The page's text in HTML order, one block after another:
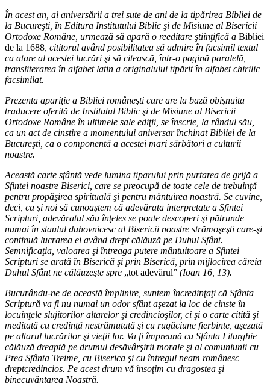
În acest an, al aniversării a trei sute de ani de la tipărirea Bibliei de
la Bucureşti, în Editura Institutului Biblic şi de Misiune al Bisericii
Ortodoxe Române, urmează să apară o reeditare ştiinţifică a Bibliei
de la 1688 , cititorul având posibilitatea să admire în facsimil textul
ca atare al acestei lucrări şi să citească, într-o pagină paralelă,
transliterarea în alfabet latin a originalului tipărit în alfabet chirilic
facsimilat.
Prezenta apariţie a Bibliei româneşti care are la bază obişnuita
traducere oferită de Institutul Biblic şi de Misiune al Bisericii
Ortodoxe Române în ultimele sale ediţii, se înscrie, la rândul său,
ca un act de cinstire a momentului aniversar închinat Bibliei de la
Bucureşti, ca o componentă a acestei mari sărbători a culturii
noastre.
Această carte sfântă vede lumina tiparului prin purtarea de grijă a
Sfintei noastre Biserici, care se preocupă de toate cele de trebuinţă
pentru propăşirea spirituală şi pentru mântuirea noastră. Se cuvine,
deci, ca şi noi să cunoaştem că adevărata interpretate a Sfintei
Scripturi, adevăratul său înţeles se poate descoperi şi pătrunde
numai în staulul duhovnicesc al Bisericii noastre strămoşeşti care-şi
continuă lucrarea ei având drept călăuză pe Duhul Sfânt.
Semnificaţia, valoarea şi întreaga putere mântuitoare a Sfintei
Scripturi se arată în Biserică şi prin Biserică, prin mijlocirea căreia
Duhul Sfânt ne călăuzeşte spre „tot adevărul” (Ioan 16, 13).
Bucurându-ne de această împlinire, suntem încredinţaţi că Sfânta
Scriptură va fi nu numai un odor sfânt aşezat la loc de cinste în
locuinţele slujitorilor altarelor şi credincioşilor, ci şi o carte citită şi
meditată cu credinţă nestrămutată şi cu rugăciune fierbinte, aşezată
pe altarul lucrărilor şi vieţii lor. Va fi împreună cu Sfânta Liturghie
călăuză dreaptă pe drumul desăvârşirii morale şi al comuniunii cu
Prea Sfânta Treime, cu Biserica şi cu întregul neam românesc
dreptcredincios. Pe acest drum vă însoţim cu dragostea şi
binecuvântarea Noastră.